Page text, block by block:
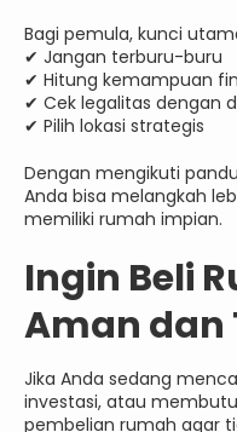
Bagi pemula, kunci
✔ Jangan terburu-buru
✔ Hitung kemampuan
✔ Cek legalitas dengan
✔ Pilih lokasi strategis
Dengan mengikuti
Anda bisa melangkah
memiliki rumah impian.
Ingin Beli
Aman dan
Jika Anda sedang
investasi, atau
pembelian rumah agar